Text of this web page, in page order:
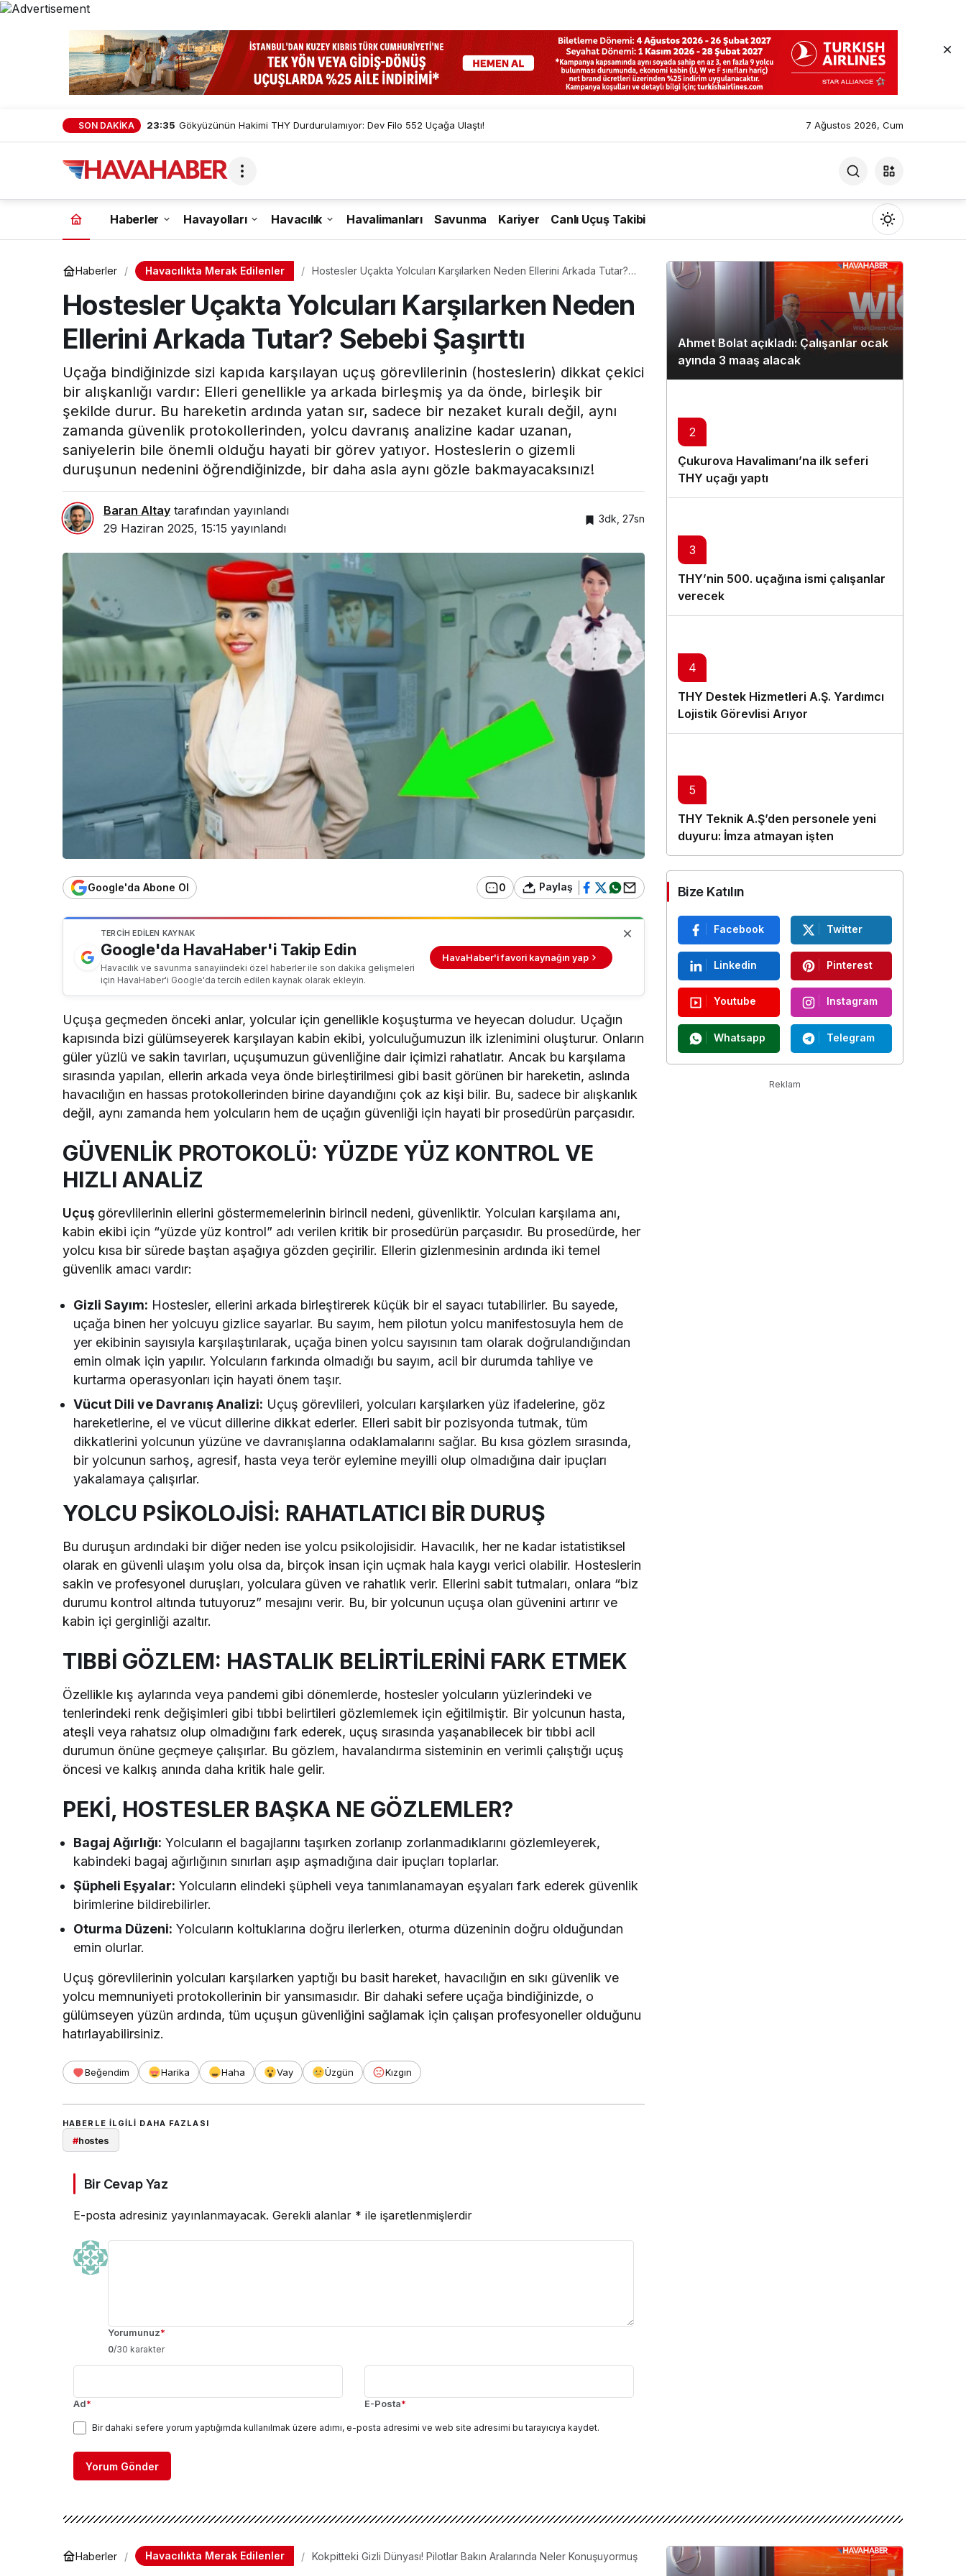
SON DAKİKA 23:35 Gökyüzünün Hakimi THY Durdurulamıyor: Dev Filo 552 Uçağa Ulaştı! 7 Ağustos 2026, Cum
Haberler Havayolları Havacılık Havalimanları Savunma Kariyer Canlı Uçuş Takibi
Mod
değiştir
Gündüz Modu
Gündüz modunu seçin.
Sistem modunu seçin.
Haberler Havacılıkta Merak Edilenler
Hostesler Uçakta Yolcuları Karşılarken Neden Ellerini Arkada Tutar?
Hostesler Uçakta Yolcuları Karşılarken Neden
Ellerini Arkada Tutar? Sebebi Şaşırttı
Uçağa bindiğinizde sizi kapıda karşılayan uçuş görevlilerinin (hosteslerin) dikkat çekici
bir alışkanlığı vardır: Elleri genellikle ya arkada birleşmiş ya da önde, birleşik bir
şekilde durur. Bu hareketin ardında yatan sır, sadece bir nezaket kuralı değil, aynı
zamanda güvenlik protokollerinden, yolcu davranış analizine kadar uzanan,
saniyelerin bile önemli olduğu hayati bir görev yatıyor. Hosteslerin o gizemli
duruşunun nedenini öğrendiğinizde, bir daha asla aynı gözle bakmayacaksınız!
Baran Altay tarafından yayınlandı
29 Haziran 2025, 15:15 yayınlandı
3dk, 27sn
Google'da Abone Ol 0 Paylaş
TERCIH EDILEN KAYNAK
Google'da HavaHaber'i Takip Edin
Havacılık ve savunma sanayiindeki özel haberler ile son dakika gelişmeleri
için HavaHaber'i Google'da tercih edilen kaynak olarak ekleyin.
HavaHaber'i favori kaynağın yap
Uçuşa geçmeden önceki anlar, yolcular için genellikle koşuşturma ve heyecan doludur. Uçağın
kapısında bizi gülümseyerek karşılayan kabin ekibi, yolculuğumuzun ilk izlenimini oluşturur. Onların
güler yüzlü ve sakin tavırları, uçuşumuzun güvenliğine dair içimizi rahatlatır. Ancak bu karşılama
sırasında yapılan, ellerin arkada veya önde birleştirilmesi gibi basit görünen bir hareketin, aslında
havacılığın en hassas protokollerinden birine dayandığını çok az kişi bilir. Bu, sadece bir alışkanlık
değil, aynı zamanda hem yolcuların hem de uçağın güvenliği için hayati bir prosedürün parçasıdır.
GÜVENLİK PROTOKOLÜ: YÜZDE YÜZ KONTROL VE
HIZLI ANALİZ
Uçuş görevlilerinin ellerini göstermemelerinin birincil nedeni, güvenliktir. Yolcuları karşılama anı,
kabin ekibi için “yüzde yüz kontrol” adı verilen kritik bir prosedürün parçasıdır. Bu prosedürde, her
yolcu kısa bir sürede baştan aşağıya gözden geçirilir. Ellerin gizlenmesinin ardında iki temel
güvenlik amacı vardır:
Gizli Sayım: Hostesler, ellerini arkada birleştirerek küçük bir el sayacı tutabilirler. Bu sayede,
uçağa binen her yolcuyu gizlice sayarlar. Bu sayım, hem pilotun yolcu manifestosuyla hem de
yer ekibinin sayısıyla karşılaştırılarak, uçağa binen yolcu sayısının tam olarak doğrulandığından
emin olmak için yapılır. Yolcuların farkında olmadığı bu sayım, acil bir durumda tahliye ve
kurtarma operasyonları için hayati önem taşır.
Vücut Dili ve Davranış Analizi: Uçuş görevlileri, yolcuları karşılarken yüz ifadelerine, göz
hareketlerine, el ve vücut dillerine dikkat ederler. Elleri sabit bir pozisyonda tutmak, tüm
dikkatlerini yolcunun yüzüne ve davranışlarına odaklamalarını sağlar. Bu kısa gözlem sırasında,
bir yolcunun sarhoş, agresif, hasta veya terör eylemine meyilli olup olmadığına dair ipuçları
yakalamaya çalışırlar.
YOLCU PSİKOLOJİSİ: RAHATLATICI BİR DURUŞ
Bu duruşun ardındaki bir diğer neden ise yolcu psikolojisidir. Havacılık, her ne kadar istatistiksel
olarak en güvenli ulaşım yolu olsa da, birçok insan için uçmak hala kaygı verici olabilir. Hosteslerin
sakin ve profesyonel duruşları, yolculara güven ve rahatlık verir. Ellerini sabit tutmaları, onlara “biz
durumu kontrol altında tutuyoruz” mesajını verir. Bu, bir yolcunun uçuşa olan güvenini artırır ve
kabin içi gerginliği azaltır.
TIBBİ GÖZLEM: HASTALIK BELİRTİLERİNİ FARK ETMEK
Özellikle kış aylarında veya pandemi gibi dönemlerde, hostesler yolcuların yüzlerindeki ve
tenlerindeki renk değişimleri gibi tıbbi belirtileri gözlemlemek için eğitilmiştir. Bir yolcunun hasta,
ateşli veya rahatsız olup olmadığını fark ederek, uçuş sırasında yaşanabilecek bir tıbbi acil
durumun önüne geçmeye çalışırlar. Bu gözlem, havalandırma sisteminin en verimli çalıştığı uçuş
öncesi ve kalkış anında daha kritik hale gelir.
PEKİ, HOSTESLER BAŞKA NE GÖZLEMLER?
Bagaj Ağırlığı: Yolcuların el bagajlarını taşırken zorlanıp zorlanmadıklarını gözlemleyerek,
kabindeki bagaj ağırlığının sınırları aşıp aşmadığına dair ipuçları toplarlar.
Şüpheli Eşyalar: Yolcuların elindeki şüpheli veya tanımlanamayan eşyaları fark ederek güvenlik
birimlerine bildirebilirler.
Oturma Düzeni: Yolcuların koltuklarına doğru ilerlerken, oturma düzeninin doğru olduğundan
emin olurlar.
Uçuş görevlilerinin yolcuları karşılarken yaptığı bu basit hareket, havacılığın en sıkı güvenlik ve
yolcu memnuniyeti protokollerinin bir yansımasıdır. Bir dahaki sefere uçağa bindiğinizde, o
gülümseyen yüzün ardında, tüm uçuşun güvenliğini sağlamak için çalışan profesyoneller olduğunu
hatırlayabilirsiniz.
Beğendim Harika Haha Vay Üzgün Kızgın
HABERLE ILGILI DAHA FAZLASI
#hostes
Bir Cevap Yaz
E-posta adresiniz yayınlanmayacak. Gerekli alanlar * ile işaretlenmişlerdir
Yorumunuz*
0/30 karakter
Ad* E-Posta*
Bir dahaki sefere yorum yaptığımda kullanılmak üzere adımı, e-posta adresimi ve web site adresimi bu tarayıcıya kaydet.
Yorum Gönder
Ahmet Bolat açıkladı: Çalışanlar ocak
ayında 3 maaş alacak
2
Çukurova Havalimanı’na ilk seferi
THY uçağı yaptı
3
THY’nin 500. uçağına ismi çalışanlar
verecek
4
THY Destek Hizmetleri A.Ş. Yardımcı
Lojistik Görevlisi Arıyor
5
THY Teknik A.Ş’den personele yeni
duyuru: İmza atmayan işten
çıkarılacak
Bize Katılın
Facebook Twitter
Linkedin Pinterest
Youtube Instagram
Whatsapp Telegram
Reklam
Haberler Havacılıkta Merak Edilenler Kokpitteki Gizli Dünyası! Pilotlar Bakın Aralarında Neler Konuşuyormuş